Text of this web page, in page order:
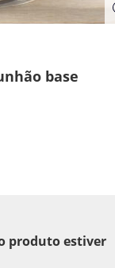
base
produto estiver